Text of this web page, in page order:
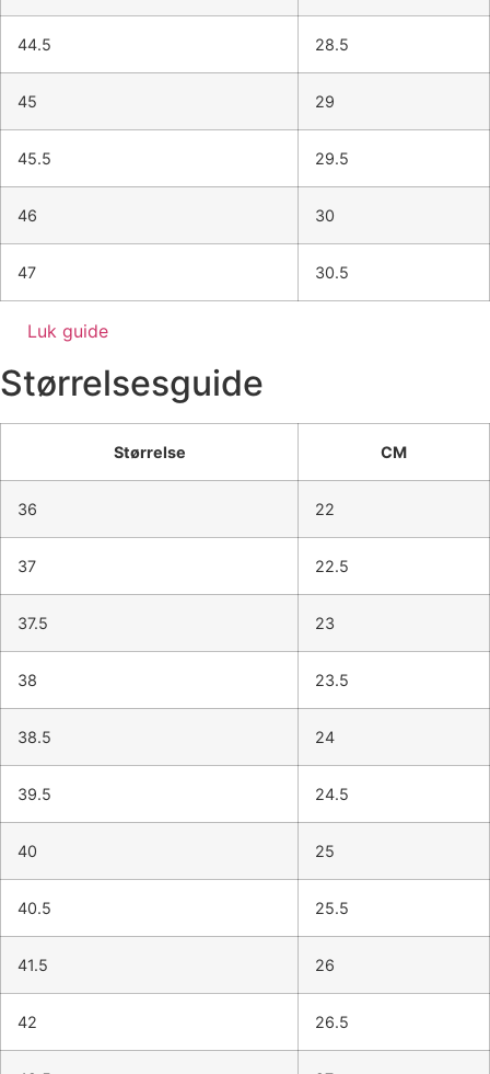
44.5 28.5
45 29
45.5 29.5
46 30
47 30.5
Luk guide
Størrelsesguide
Størrelse CM
36 22
37 22.5
37.5 23
38 23.5
38.5 24
39.5 24.5
40 25
40.5 25.5
41.5 26
42 26.5